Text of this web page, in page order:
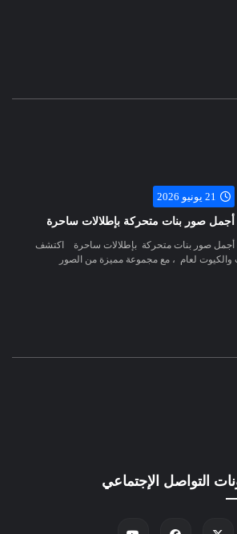
21 يونيو 2026
أجمل صور بنات متحركة بإطلالات ساحرة
أجمل صور بنات متحركة بإطلالات ساحرة اكتشف
والكيوت لعام ، مع مجموعة مميزة من الصور
التواصل الإجتماعي